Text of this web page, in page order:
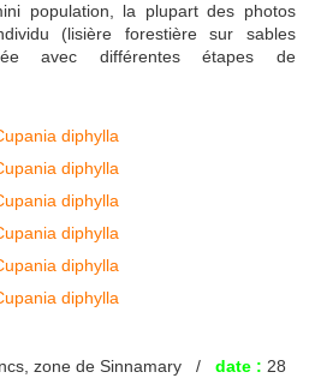
population, la plupart des photos
(lisière forestière sur sables
avec différentes étapes de
zone de Sinnamary / date : 28